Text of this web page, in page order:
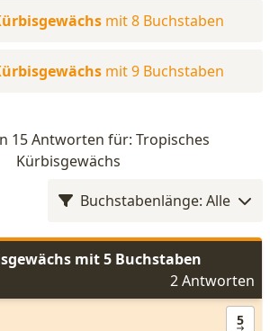
mit 8 Buchstaben
mit 9 Buchstaben
15 Antworten für: Tropisches
Kürbisgewächs
Buchstabenlänge: Alle
mit 5 Buchstaben
2 Antworten
5